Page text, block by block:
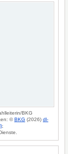
BKG
©BKG (2026) dl-
;